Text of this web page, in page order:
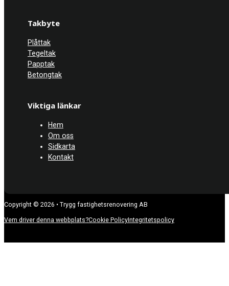
Takbyte
Plåttak
Tegeltak
Papptak
Betongtak
Viktiga länkar
Hem
Om oss
Sidkarta
Kontakt
Copyright © 2026 • Trygg fastighetsrenovering AB
Vem driver denna webbplats?Cookie PolicyIntegritetspolicy